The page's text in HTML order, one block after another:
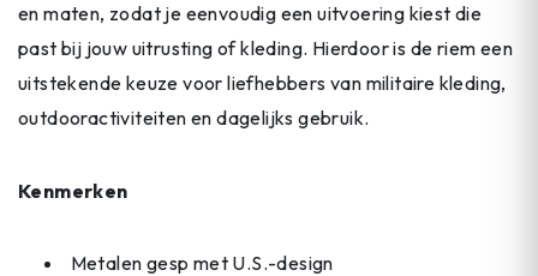
en maten, zodat je eenvoudig een uitvoering kiest die
past bij jouw uitrusting of kleding. Hierdoor is de riem een
uitstekende keuze voor liefhebbers van militaire kleding,
outdooractiviteiten en dagelijks gebruik.
Kenmerken
Metalen gesp met U.S.-design